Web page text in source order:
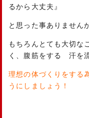
るから大丈夫』
と思った事ありません
もちろんとても大切
く、腹筋をする 汗を
理想の体づくりをする
うにしましょう！